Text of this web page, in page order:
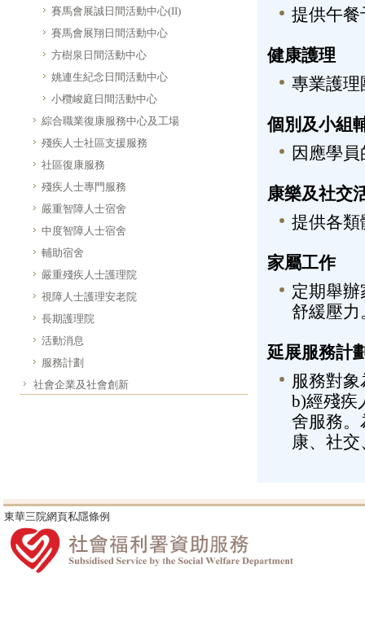
賽馬會展誠日間活動中心(II)
賽馬會展翔日間活動中心
方樹泉日間活動中心
姚連生紀念日間活動中心
小欖峻庭日間活動中心
綜合職業復康服務中心及工場
殘疾人士社區支援服務
社區復康服務
殘疾人士專門服務
嚴重智障人士宿舍
中度智障人士宿舍
輔助宿舍
嚴重殘疾人士護理院
視障人士護理安老院
長期護理院
活動消息
服務計劃
社會企業及社會創新
提供午餐
健康護理
專業護理
個別及小組
因應學
康樂及社交
提供各類
家屬工作
定期舉
舒緩壓力
延展服務計
服務對
b)經殘疾
舍服務。
康、社
東華三院網頁私隱條例